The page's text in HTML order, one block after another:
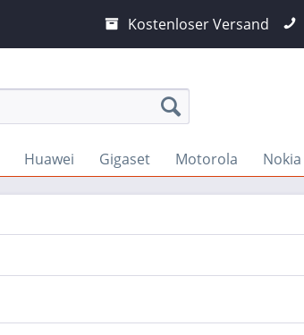
Kostenloser Versand
Huawei Gigaset Motorola Nokia